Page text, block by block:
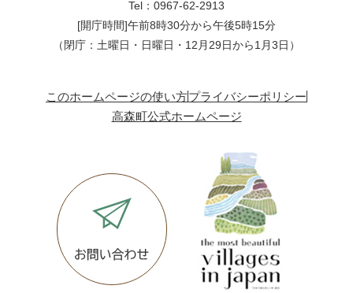
Tel：0967-62-2913
[開庁時間]午前8時30分から午後5時15分
（閉庁：土曜日・日曜日・12月29日から1月3日）
このホームページの使い方プライバシーポリシー
高森町公式ホームページ